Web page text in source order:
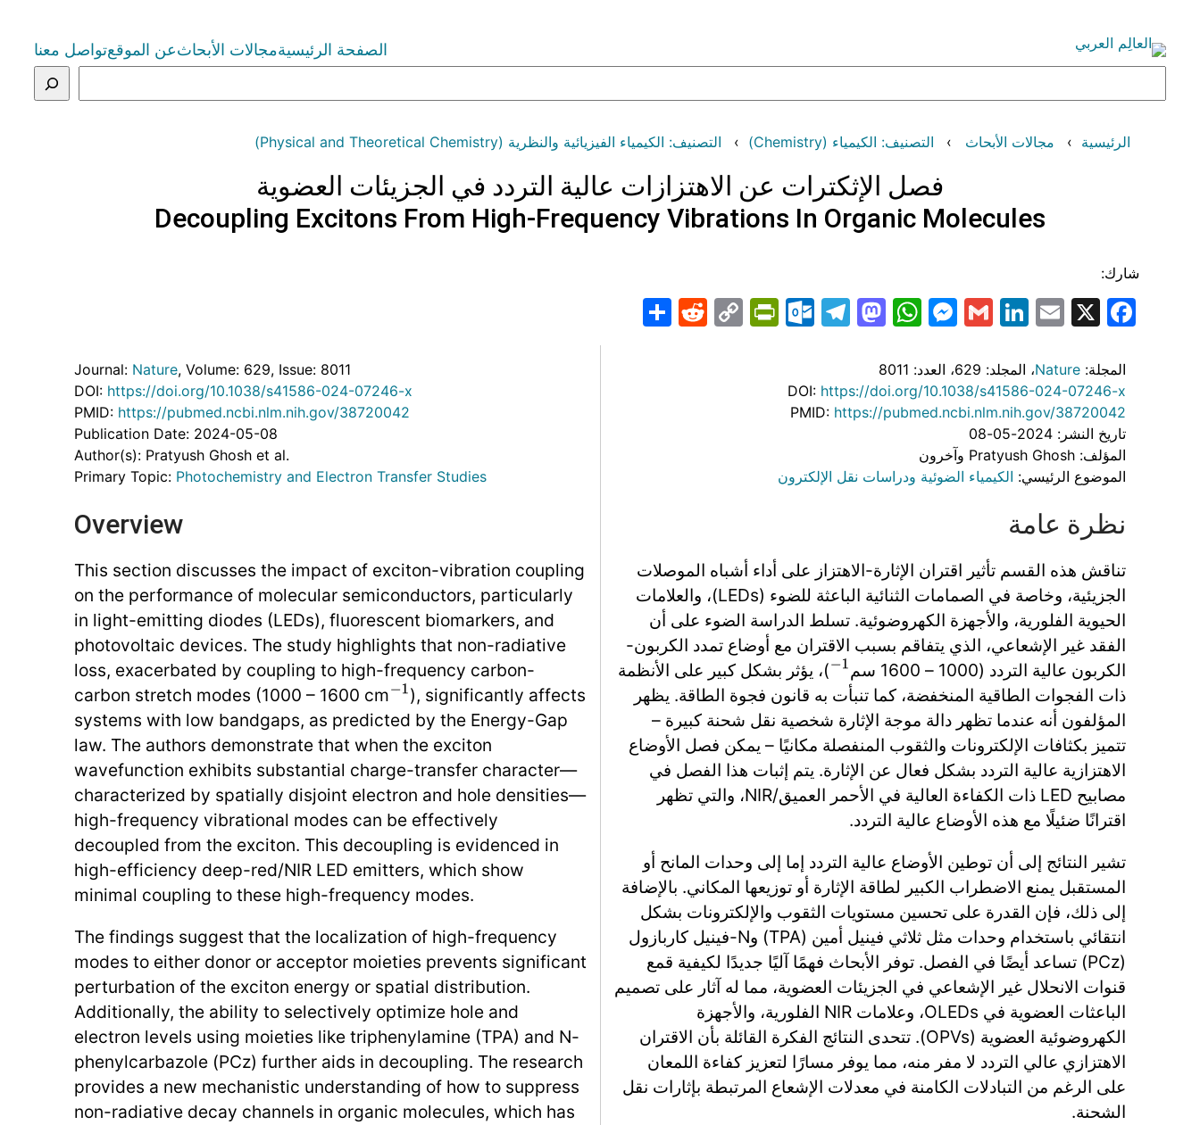
المحتوى
الصفحة الرئيسيةمجالات الأبحاثعن الموقعتواصل معنا
الرئيسية مجالات الأبحاث التصنيف: الكيمياء (Chemistry) التصنيف: الكيمياء الفيزيائية والنظرية (Physical and Theoretical Chemistry)
فصل الإثكترات عن الاهتزازات عالية التردد في الجزيئات العضوية
Decoupling Excitons From High-Frequency Vibrations In Organic Molecules
شارك:
Facebook
X
Email
LinkedIn
Gmail
Messenger
WhatsApp
Mastodon
Telegram
Outlook.com
PrintFriendly
Copy
Reddit
المجلة: Nature، المجلد: 629
، العدد: 8011
DOI: https://doi.org/10.1038/s41586-024-07246-x
PMID: https://pubmed.ncbi.nlm.nih.gov/38720042
تاريخ النشر: 2024-05-08
المؤلف: Pratyush Ghosh وآخرون
الموضوع الرئيسي: الكيمياء الضوئية ودراسات نقل الإلكترون
نظرة عامة
تناقش هذه القسم تأثير اقتران الإثارة-الاهتزاز على أداء أشباه الموصلات
الجزيئية، وخاصة في الصمامات الثنائية الباعثة للضوء (LEDs)، والعلامات
الحيوية الفلورية، والأجهزة الكهروضوئية. تسلط الدراسة الضوء على أن
الفقد غير الإشعاعي، الذي يتفاقم بسبب الاقتران مع أوضاع تمدد الكربون-
الكربون عالية التردد (1000 – 1600 سم
−1
)، يؤثر بشكل كبير على الأنظمة
ذات الفجوات الطاقية المنخفضة، كما تنبأت به قانون فجوة الطاقة. يظهر
المؤلفون أنه عندما تظهر دالة موجة الإثارة شخصية نقل شحنة كبيرة –
تتميز بكثافات الإلكترونات والثقوب المنفصلة مكانيًا – يمكن فصل الأوضاع
الاهتزازية عالية التردد بشكل فعال عن الإثارة. يتم إثبات هذا الفصل في
مصابيح LED ذات الكفاءة العالية في الأحمر العميق/NIR، والتي تظهر
اقترانًا ضئيلًا مع هذه الأوضاع عالية التردد.
تشير النتائج إلى أن توطين الأوضاع عالية التردد إما إلى وحدات المانح أو
المستقبل يمنع الاضطراب الكبير لطاقة الإثارة أو توزيعها المكاني. بالإضافة
إلى ذلك، فإن القدرة على تحسين مستويات الثقوب والإلكترونات بشكل
انتقائي باستخدام وحدات مثل ثلاثي فينيل أمين (TPA) وN-فينيل كاربازول
(PCz) تساعد أيضًا في الفصل. توفر الأبحاث فهمًا آليًا جديدًا لكيفية قمع
قنوات الانحلال غير الإشعاعي في الجزيئات العضوية، مما له آثار على تصميم
الباعثات العضوية في OLEDs، وعلامات NIR الفلورية، والأجهزة
الكهروضوئية العضوية (OPVs). تتحدى النتائج الفكرة القائلة بأن الاقتران
الاهتزازي عالي التردد لا مفر منه، مما يوفر مسارًا لتعزيز كفاءة اللمعان
على الرغم من التبادلات الكامنة في معدلات الإشعاع المرتبطة بإثارات نقل
الشحنة.
Journal: Nature, Volume: 629, Issue: 8011
DOI: https://doi.org/10.1038/s41586-024-07246-x
PMID: https://pubmed.ncbi.nlm.nih.gov/38720042
Publication Date: 2024-05-08
Author(s): Pratyush Ghosh et al.
Primary Topic: Photochemistry and Electron Transfer Studies
Overview
This section discusses the impact of exciton-vibration coupling
on the performance of molecular semiconductors, particularly
in light-emitting diodes (LEDs), fluorescent biomarkers, and
photovoltaic devices. The study highlights that non-radiative
loss, exacerbated by coupling to high-frequency carbon-
carbon stretch modes (1000 – 1600 cm−1), significantly affects
systems with low bandgaps, as predicted by the Energy-Gap
law. The authors demonstrate that when the exciton
wavefunction exhibits substantial charge-transfer character—
characterized by spatially disjoint electron and hole densities—
high-frequency vibrational modes can be effectively
decoupled from the exciton. This decoupling is evidenced in
high-efficiency deep-red/NIR LED emitters, which show
minimal coupling to these high-frequency modes.
The findings suggest that the localization of high-frequency
modes to either donor or acceptor moieties prevents significant
perturbation of the exciton energy or spatial distribution.
Additionally, the ability to selectively optimize hole and
electron levels using moieties like triphenylamine (TPA) and N-
phenylcarbazole (PCz) further aids in decoupling. The research
provides a new mechanistic understanding of how to suppress
non-radiative decay channels in organic molecules, which has